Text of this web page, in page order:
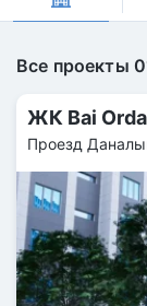
Все проекты
ЖК Bai Orda
Проезд